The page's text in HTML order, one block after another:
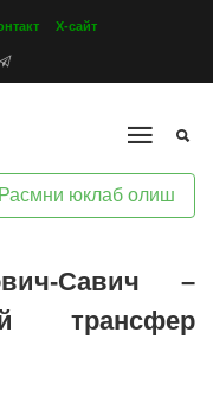
Х-сайт
Расмни юклаб олиш
Савич –
трансфер